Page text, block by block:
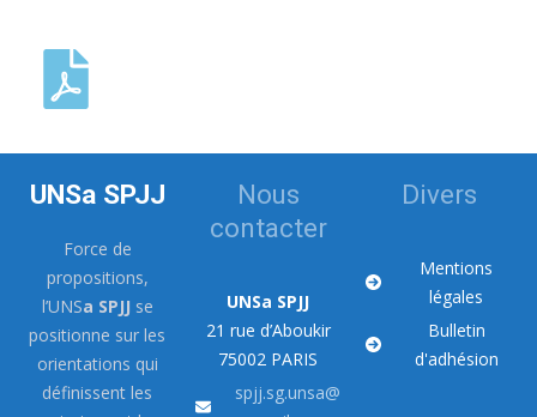
UNSa SPJJ
Force de
propositions,
l’UNSa SPJJ se
positionne sur les
orientations qui
définissent les
Nous
contacter
UNSa SPJJ
21 rue d’Aboukir
75002 PARIS
spjj.sg.unsa@
Divers
Mentions
légales
Bulletin
d'adhésion